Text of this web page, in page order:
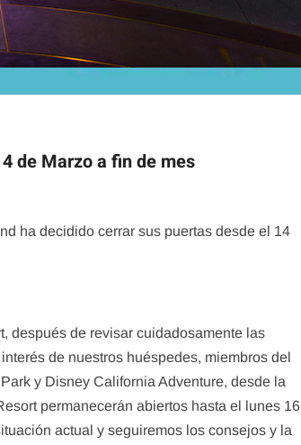
de Marzo a fin de mes
ha decidido cerrar sus puertas desde el 14
después de revisar cuidadosamente las
de nuestros huéspedes, miembros del
y Disney California Adventure, desde la
permanecerán abiertos hasta el lunes 16
actual y seguiremos los consejos y la
abril 11, 2020
admin abril 20, 2020